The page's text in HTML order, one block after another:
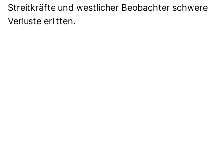
Streitkräfte und westlicher Beobachter schwere
Verluste erlitten.